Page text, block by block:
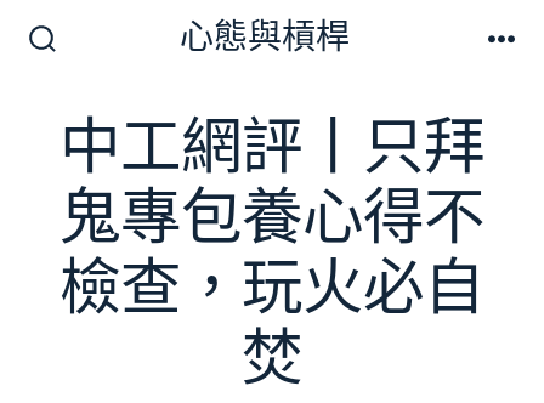
開
心態與槓桿
中工網評丨只拜
鬼專包養心得不
檢查，玩火必自
焚